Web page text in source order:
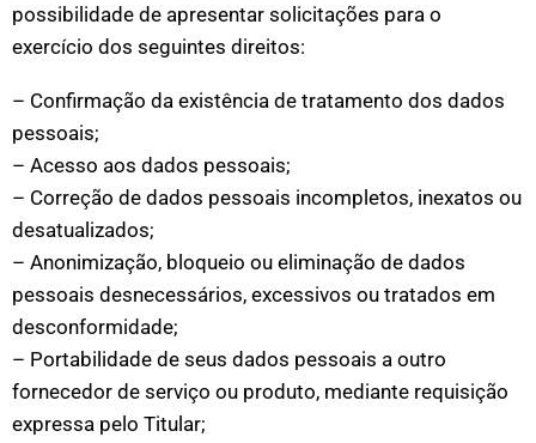
possibilidade de apresentar solicitações para o
exercício dos seguintes direitos:
– Confirmação da existência de tratamento dos dados
pessoais;
– Acesso aos dados pessoais;
– Correção de dados pessoais incompletos, inexatos ou
desatualizados;
– Anonimização, bloqueio ou eliminação de dados
pessoais desnecessários, excessivos ou tratados em
desconformidade;
– Portabilidade de seus dados pessoais a outro
fornecedor de serviço ou produto, mediante requisição
expressa pelo Titular;